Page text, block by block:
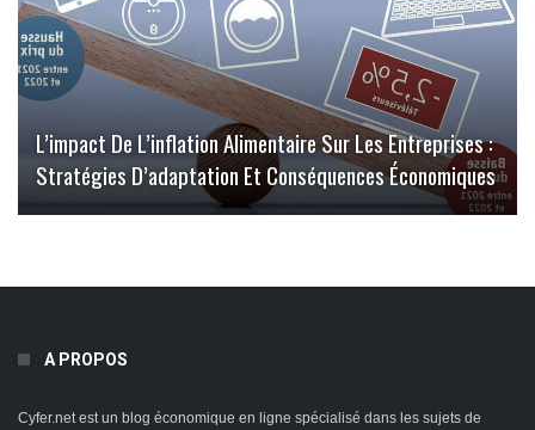
L’impact De L’inflation Alimentaire Sur Les Entreprises :
Stratégies D’adaptation Et Conséquences Économiques
A PROPOS
Cyfer.net est un blog économique en ligne spécialisé dans les sujets de